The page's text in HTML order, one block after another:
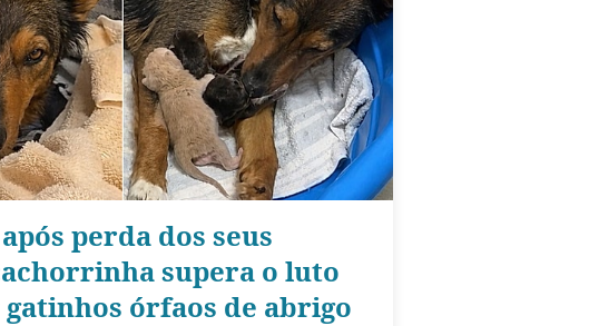
perda dos seus
supera o luto
órfaos de abrigo